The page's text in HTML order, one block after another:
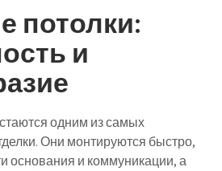
потолки:
и
одним из самых
Они монтируются быстро,
основания и коммуникации, а